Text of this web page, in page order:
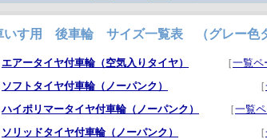
いす用 後車輪 サイズ一覧表 （グレー色タ
エアータイヤ付車輪（空気入りタイヤ） ［一覧ペ
ソフトタイヤ付車輪（ノーパンク） ［
ハイポリマータイヤ付車輪（ノーパンク） ［一覧
ソリッドタイヤ付車輪（ノーパンク） ［